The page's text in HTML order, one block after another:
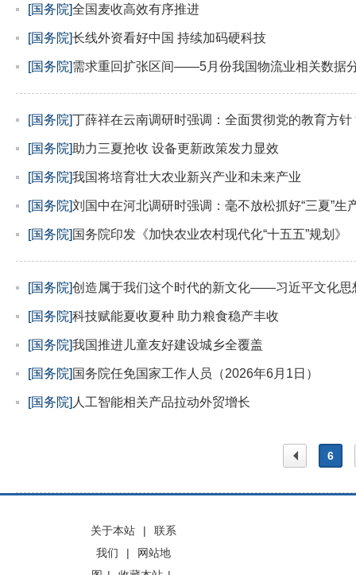
[国务院]全国麦收高效有序推进
[国务院]长线外资看好中国 持续加码硬科技
[国务院]需求重回扩张区间——5月份我国物流业相关数据
[国务院]丁薛祥在云南调研时强调：全面贯彻党的教育方
[国务院] 助力三夏抢收 设备更新政策发力显效
[国务院]我国将培育壮大农业新兴产业和未来产业
[国务院]刘国中在河北调研时强调：毫不放松抓好“三夏”生
[国务院] 国务院印发《加快农业农村现代化“十五五”规划》
[国务院]创造属于我们这个时代的新文化——习近平文化思
[国务院]科技赋能夏收夏种 助力粮食稳产丰收
[国务院]我国推进儿童友好建设城乡全覆盖
[国务院] 国务院任免国家工作人员（2026年6月1日）
[国务院] 人工智能相关产品拉动外贸增长
6
关于本站 |
联系
我们
|
网站地